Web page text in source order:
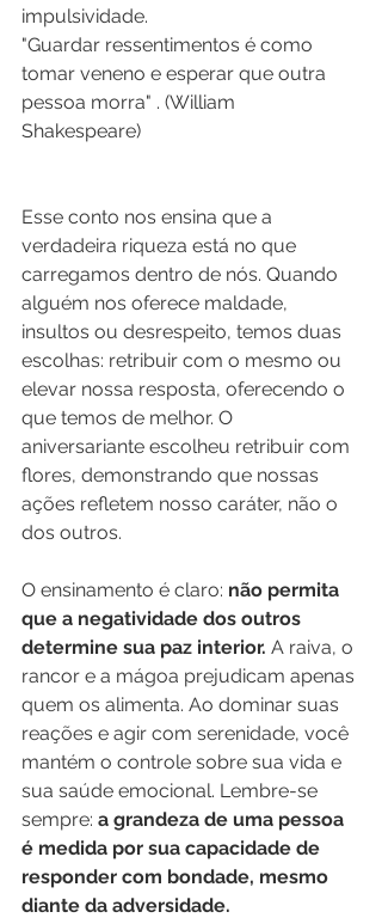
impulsividade.
"Guardar ressentimentos é como
tomar veneno e esperar que outra
pessoa morra" . (William
Shakespeare)
Esse conto nos ensina que a
verdadeira riqueza está no que
carregamos dentro de nós. Quando
alguém nos oferece maldade,
insultos ou desrespeito, temos duas
escolhas: retribuir com o mesmo ou
elevar nossa resposta, oferecendo o
que temos de melhor. O
aniversariante escolheu retribuir com
flores, demonstrando que nossas
ações refletem nosso caráter, não o
dos outros.
O ensinamento é claro: não permita
que a negatividade dos outros
determine sua paz interior. A raiva, o
rancor e a mágoa prejudicam apenas
quem os alimenta. Ao dominar suas
reações e agir com serenidade, você
mantém o controle sobre sua vida e
sua saúde emocional. Lembre-se
sempre: a grandeza de uma pessoa
é medida por sua capacidade de
responder com bondade, mesmo
diante da adversidade.